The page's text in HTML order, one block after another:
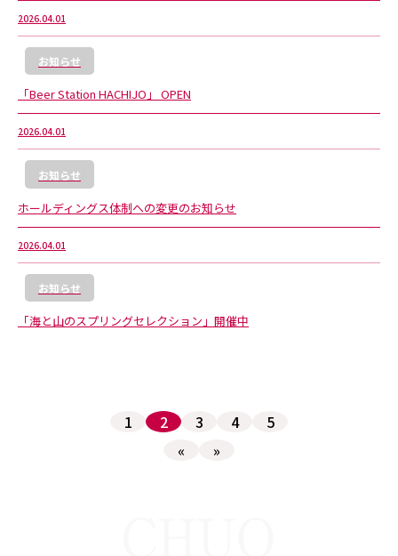
2026.04.01
お知らせ
「Beer Station HACHIJO」 OPEN
2026.04.01
お知らせ
ホールディングス体制への変更のお知らせ
2026.04.01
お知らせ
「海と山のスプリングセレクション」開催中
«
1 2 3 4
5
»